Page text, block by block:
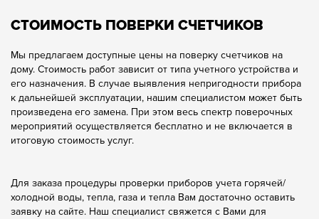
СТОИМОСТЬ ПОВЕРКИ СЧЕТЧИКОВ
Мы предлагаем доступные цены на поверку счетчиков на
дому. Стоимость работ зависит от типа учетного устройства и
его назначения. В случае выявления непригодности прибора
к дальнейшей эксплуатации, нашим специалистом может быть
произведена его замена. При этом весь спектр поверочных
мероприятий осуществляется бесплатно и не включается в
итоговую стоимость услуг.
Для заказа процедуры проверки приборов учета горячей/
холодной воды, тепла, газа и тепла Вам достаточно оставить
заявку на сайте. Наш специалист свяжется с Вами для